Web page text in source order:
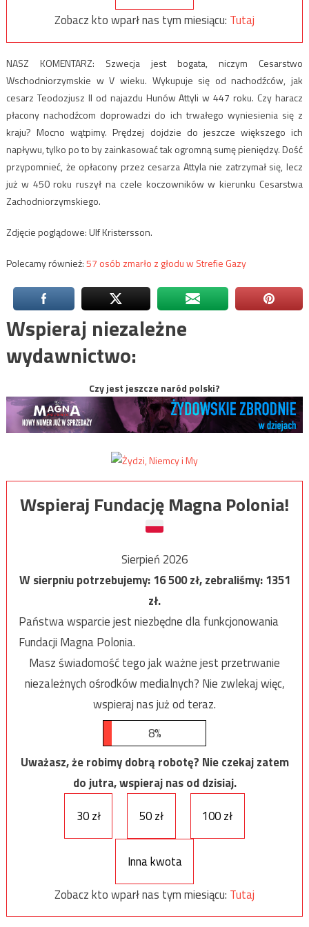
Zobacz kto wparł nas tym miesiącu: Tutaj
NASZ KOMENTARZ: Szwecja jest bogata, niczym Cesarstwo
Wschodniorzymskie w V wieku. Wykupuje się od nachodźców, jak
cesarz Teodozjusz II od najazdu Hunów Attyli w 447 roku. Czy haracz
płacony nachodźcom doprowadzi do ich trwałego wyniesienia się z
kraju? Mocno wątpimy. Prędzej dojdzie do jeszcze większego ich
napływu, tylko po to by zainkasować tak ogromną sumę pieniędzy. Dość
przypomnieć, że opłacony przez cesarza Attyla nie zatrzymał się, lecz
już w 450 roku ruszył na czele koczowników w kierunku Cesarstwa
Zachodniorzymskiego.
Zdjęcie poglądowe: Ulf Kristersson.
Polecamy również:57 osób zmarło z głodu w Strefie Gazy
Wspieraj niezależne
wydawnictwo:
Czy jest jeszcze naród polski?
Wspieraj Fundację Magna Polonia!
Sierpień 2026
W sierpniu potrzebujemy:16 500zł, zebraliśmy:1351
zł.
Państwa wsparcie jest niezbędne dla funkcjonowania
Fundacji Magna Polonia.
Masz świadomość tego jak ważne jest przetrwanie
niezależnych ośrodków medialnych? Nie zwlekaj więc,
wspieraj nas już od teraz.
8%
Uważasz, że robimy dobrą robotę? Nie czekaj zatem
do jutra, wspieraj nas od dzisiaj.
30 zł
50 zł 100 zł
Inna kwota
Zobacz kto wparł nas tym miesiącu: Tutaj